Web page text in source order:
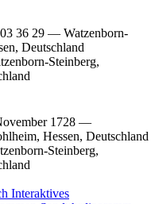
36 29 — Watzenborn-
Deutschland
Steinberg,
1728 —
Hessen, Deutschland
Steinberg,
Interaktives